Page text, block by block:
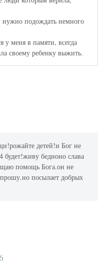
нужно подождать немного
у меня в памяти, всегда
своему ребенку выжить.
детей!и Бог не
будет!живу бедноно слава
помощь Бога.он не
посылает добрых